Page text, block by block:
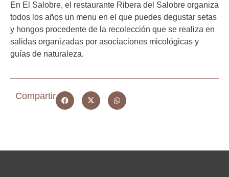
En El Salobre, el restaurante Ribera del Salobre organiza
todos los años un menu en el que puedes degustar setas
y hongos procedente de la recolección que se realiza en
salidas organizadas por asociaciones micológicas y
guías de naturaleza.
Compartir